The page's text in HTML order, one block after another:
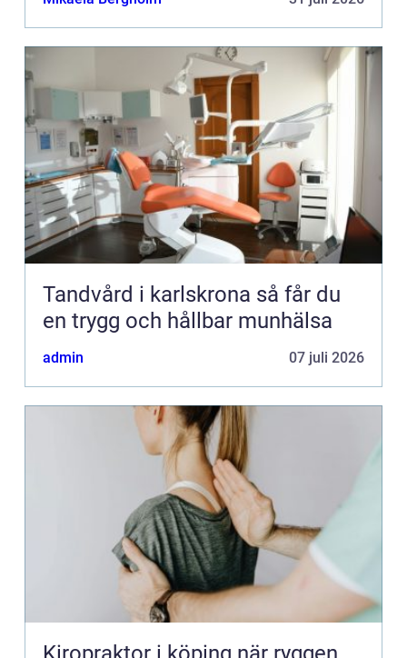
Tandvård i karlskrona så får du
en trygg och hållbar munhälsa
admin 07 juli 2026